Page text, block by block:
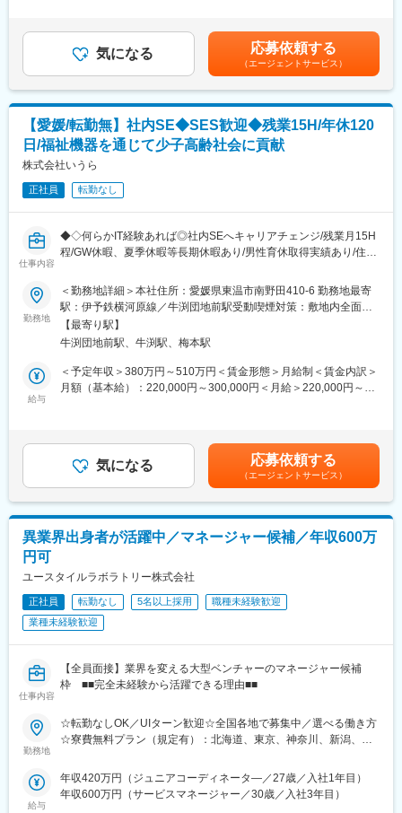
◇車椅子やストレッチャーや入浴機器や昇降機などの開発設計を
担当
◇高齢者や障がいのある方の自立を支え介護する方の負担を軽く
・福祉や介護機器の新製品開発
・既存製品のモデルチェンジや改良
■仕事の進め方
・アイディア出しから設計→試作→改良→耐久テストまで担当！
・完成後は生産用図面や組立仕様書や取扱説明書も作成
・企画から完成まで一貫して関われるためモノづくりの達成感を
実感できます♪
■開発体制
・製品ごとにチームを組み三から四名程度で開発
■メンバー構成
・全体で15名
■会社の特徴
・非接触で入浴介助ができる入浴機器
・自宅の階段や段差で使える昇降機
・要介護者の移動を助ける排泄サポート機器
■ご応募お待ちしております！
・安定企業で技術を身につけたい若手にぴったりの環境です
変更の範囲：会社の定める業務
職）500万円｜40歳（管理職）650万円賃金はあくまでも目安の金
額であり、選考を通じて上下する可能性があります。月給(月額)は
固定手当を含めた表記です。
気になる 応募依頼する
（エージェントサービス）
【愛媛/転勤無】社内SE◆SES歓迎◆残業15H/年休120
日/福祉機器を通じて少子高齢社会に貢献
株式会社いうら
正社員 転勤なし
仕事内容
◆◇何らかIT経験あれば◎社内SEへキャリアチェンジ/残業月15H
程/GW休暇、夏季休暇等長期休暇あり/男性育休取得実績あり/住宅
■業務内容
当社の社内SEとして安定した社内システムの運用と従業員満足度
の向上をミッションに下記業務をお任せします。
入社後は社内ヘルプデスクなどからお任せし、徐々にシステムの
理解を深め、運用やベンダー管理もお任せします。
※開発業務は外注しているため、上流工程と運用工程をメインでお
・システムの保守・運用：Access・Excel／VBA（システムの簡
単な修正）、SQL（マスターデータのメンテナンス ）、html（ホ
等を検討しています。
■組織構成
を行いながら、業務を引き継ぐ予定です。
■就業環境
・年休119日、基本土日祝休み、平均有給取得日数12日、残業月
取得いただきます。
・男性育休取得実績もあり仕事も家庭も両立できる環境です。
■同社の特徴
他社には真似できない完全オリジナルの福祉・介護機器を製造し
ています。
勤務地
＜勤務地詳細＞本社住所：愛媛県東温市南野田410-6 勤務地最寄
駅：伊予鉄横河原線／牛渕団地前駅受動喫煙対策：敷地内全面禁
煙変更の範囲：無
【最寄り駅】
牛渕団地前駅、牛渕駅、梅本駅
給与
＜予定年収＞380万円～510万円＜賃金形態＞月給制＜賃金内訳＞
月額（基本給）：220,000円～300,000円＜月給＞220,000円～
り：1月あたり5.00%（前年度実績）・皆勤手当（7,000円）賃金
はあくまでも目安の金額であり、選考を通じて上下する可能性が
あります。月給(月額)は固定手当を含めた表記です。
気になる 応募依頼する
（エージェントサービス）
異業界出身者が活躍中／マネージャー候補／年収600万
円可
ユースタイルラボラトリー株式会社
正社員 転勤なし 5名以上採用
職種未経験歓迎
業種未経験歓迎
仕事内容
【全員面接】業界を変える大型ベンチャーのマネージャー候補
枠 ■■完全未経験から活躍できる理由■■
勤務地
☆転勤なしOK／UIターン歓迎☆全国各地で募集中／選べる働き方
☆寮費無料プラン（規定有）：北海道、東京、神奈川、新潟、三
ス】◇地元採用・転勤なし可■東北／北海道、青森、岩手、宮城、
山形、福島■関東甲信越／茨城、栃木、群馬、埼玉、千葉、東京、
給与
年収420万円（ジュニアコーディネータ―／27歳／入社1年目）
年収600万円（サービスマネージャー／30歳／入社3年目）